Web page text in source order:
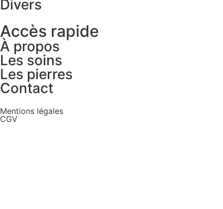
Divers
Accès rapide
À propos
Les soins
Les pierres
Contact
Mentions légales
CGV